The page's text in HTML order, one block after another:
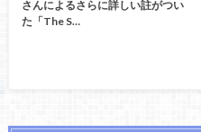
さんによるさらに詳しい註がつい
た「The S…